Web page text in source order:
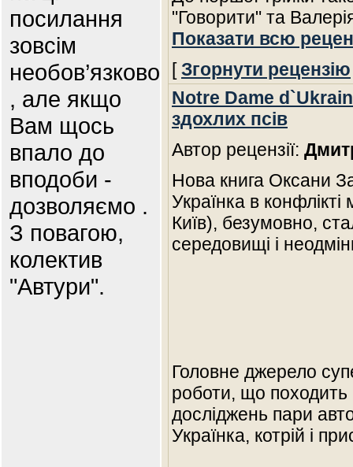
посилання
зовсім
необов’язково
, але якщо
Вам щось
впало до
вподоби -
дозволяємо .
З повагою,
колектив
"Автури".
"Говорити" та
Показати всю
[Згорнути рецензію
Notre Dame
здохлих псів
Автор рецензії:
Нова книга Оксани
Українка в
Київ), безумовно,
середовищі і
Головне джерело
роботи, що походить
досліджень пари
Українка, котрій і